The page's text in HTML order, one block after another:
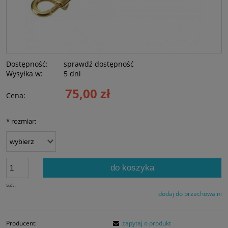
Dostępność:
sprawdź dostępność
Wysyłka w:
5 dni
Cena: 75,00 zł
* rozmiar:
szt.
do koszyka
dodaj do przechowalni
Producent:
zapytaj o produkt